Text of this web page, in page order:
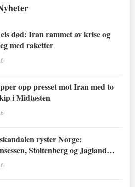
død: Iran rammet av krise og
med raketter
opp presset mot Iran med to
i Midtøsten
ryster Norge:
Stoltenberg og Jagland